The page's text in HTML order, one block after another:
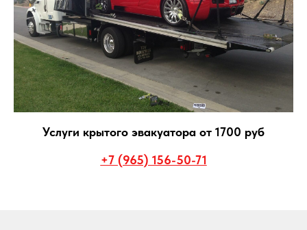
Услуги крытого эвакуатора от 1700 руб
+7 (965) 156-50-71